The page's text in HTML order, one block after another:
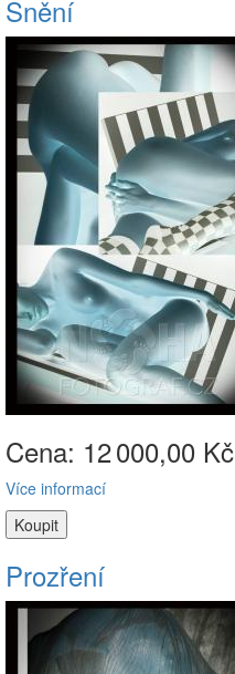
Snění
Cena: 12000,00 Kč
Více informací
Prozření